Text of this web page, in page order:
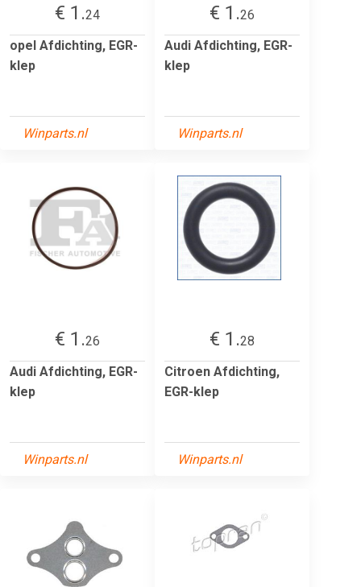
€ 1.24
opel Afdichting, EGR-
klep
Winparts.nl
€ 1.26
Audi Afdichting, EGR-
klep
Winparts.nl
€ 1.26
Audi Afdichting, EGR-
klep
Winparts.nl
€ 1.28
Citroen Afdichting,
EGR-klep
Winparts.nl